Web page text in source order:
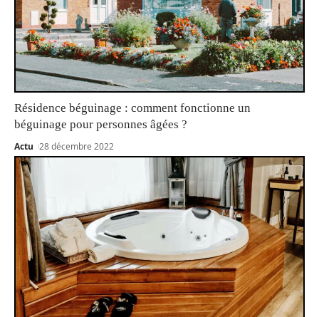
Résidence béguinage : comment fonctionne un
béguinage pour personnes âgées ?
Actu 28 décembre 2022